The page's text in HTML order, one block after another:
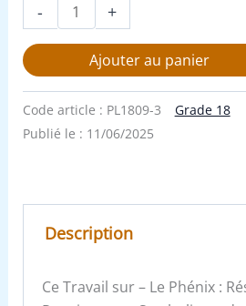
- +
Ajouter au panier
Code article : PL1809-3
Grade 18
Publié le : 11/06/2025
Description
Ce Travail sur – Le Phénix :